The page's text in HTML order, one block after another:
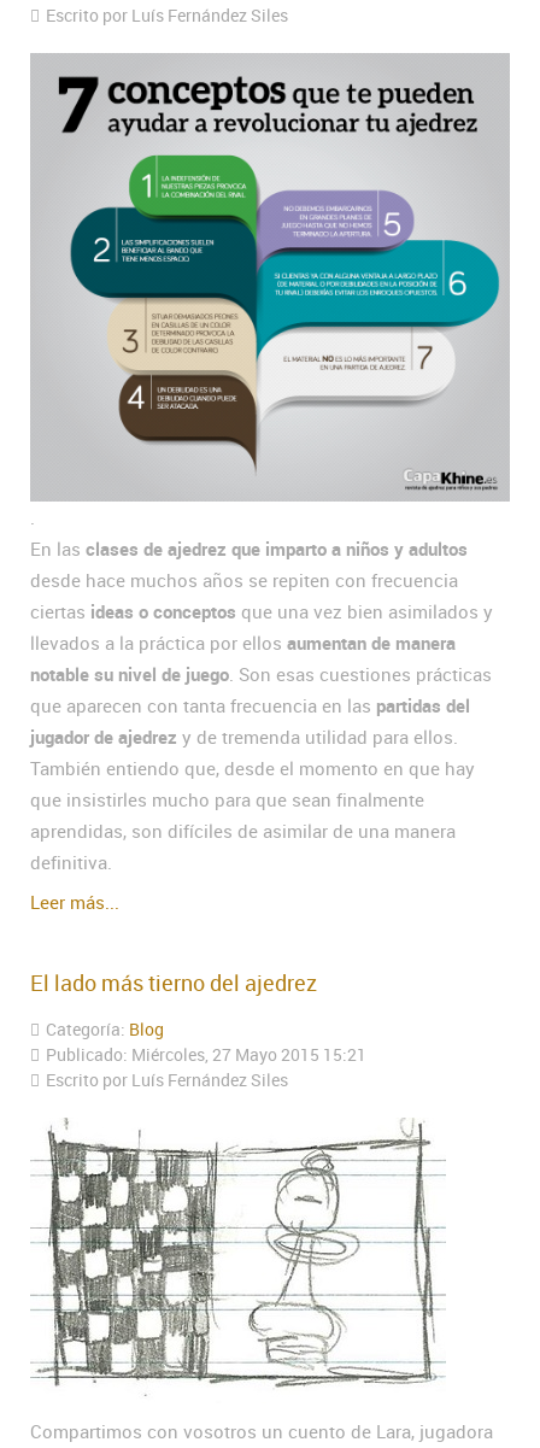
Escrito por Luís Fernández Siles
En las clases de ajedrez que imparto a niños y adultos
desde hace muchos años se repiten con frecuencia
ciertas ideas o conceptos que una vez bien asimilados y
llevados a la práctica por ellos aumentan de manera
notable su nivel de juego . Son esas cuestiones prácticas
que aparecen con tanta frecuencia en las partidas del
jugador de ajedrez y de tremenda utilidad para ellos.
También entiendo que, desde el momento en que hay
que insistirles mucho para que sean finalmente
aprendidas, son difíciles de asimilar de una manera
definitiva.
Leer más...
El lado más tierno del ajedrez
Categoría: Blog
Publicado: Miércoles, 27 Mayo 2015 15:21
Escrito por Luís Fernández Siles
Compartimos con vosotros un cuento de Lara, jugadora